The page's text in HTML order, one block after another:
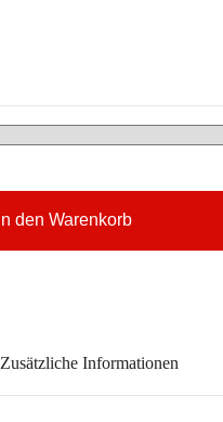
In den Warenkorb
Zusätzliche Informationen